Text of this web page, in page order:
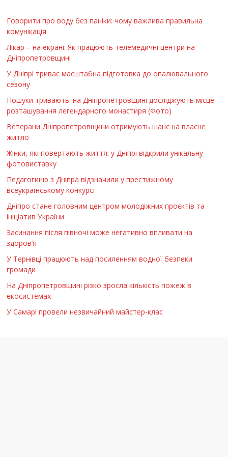
Говорити про воду без паніки: чому важлива правильна
комунікація
Лікар – на екрані: Як працюють телемедичні центри на
Дніпропетровщині
У Дніпрі триває масштабна підготовка до опалювального
сезону
Пошуки тривають: на Дніпропетровщині досліджують місце
розташування легендарного монастиря (Фото)
Ветерани Дніпропетровщини отримують шанс на власне
житло
Жінки, які повертають життя: у Дніпрі відкрили унікальну
фотовиставку
Педагогиню з Дніпра відзначили у престижному
всеукраїнському конкурсі
Дніпро стане головним центром молодіжних проєктів та
ініціатив України
Засинання після півночі може негативно впливати на
здоров’я
У Тернівці працюють над посиленням водної безпеки
громади
На Дніпропетровщині різко зросла кількість пожеж в
екосистемах
У Самарі провели незвичайний майстер-клас